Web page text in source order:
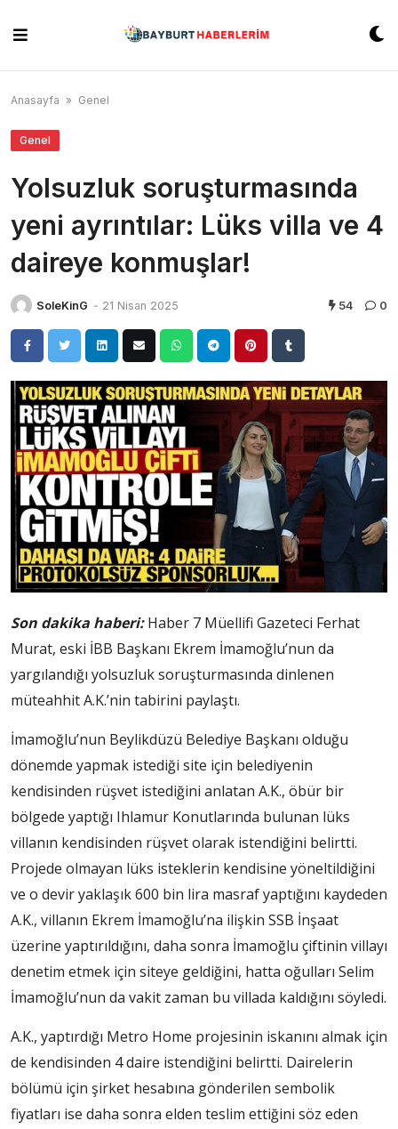
content
Anasayfa » Genel
Genel
Yolsuzluk soruşturmasında
yeni ayrıntılar: Lüks villa ve 4
daireye konmuşlar!
SoleKinG - 21 Nisan 2025 54 0
Son dakika haberi:Haber 7 Müellifi Gazeteci Ferhat
Murat, eski İBB Başkanı Ekrem İmamoğlu’nun da
yargılandığı yolsuzluk soruşturmasında dinlenen
müteahhit A.K.’nin tabirini paylaştı.
İmamoğlu’nun Beylikdüzü Belediye Başkanı olduğu
dönemde yapmak istediği site için belediyenin
kendisinden rüşvet istediğini anlatan A.K., öbür bir
bölgede yaptığı Ihlamur Konutlarında bulunan lüks
villanın kendisinden rüşvet olarak istendiğini belirtti.
Projede olmayan lüks isteklerin kendisine yöneltildiğini
ve o devir yaklaşık 600 bin lira masraf yaptığını kaydeden
A.K., villanın Ekrem İmamoğlu’na ilişkin SSB İnşaat
üzerine yaptırıldığını, daha sonra İmamoğlu çiftinin villayı
denetim etmek için siteye geldiğini, hatta oğulları Selim
İmamoğlu’nun da vakit zaman bu villada kaldığını söyledi.
A.K., yaptırdığı Metro Home projesinin iskanını almak için
de kendisinden 4 daire istendiğini belirtti. Dairelerin
bölümü için şirket hesabına gönderilen sembolik
fiyatları ise daha sonra elden teslim ettiğini söz eden